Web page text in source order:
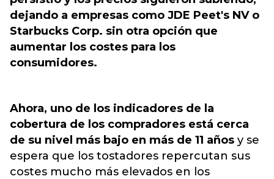
dejando a empresas como JDE Peet's NV o
Starbucks Corp. sin otra opción que
aumentar los costes para los
consumidores.
Ahora, uno de los indicadores de la
cobertura de los compradores está cerca
de su nivel más bajo en más de 11 años y se
espera que los tostadores repercutan sus
costes mucho más elevados en los